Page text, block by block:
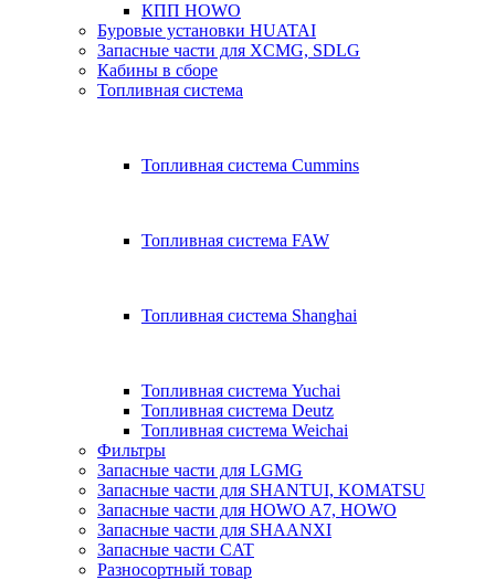
КПП HOWO
Буровые установки HUATAI
Запасные части для XCMG, SDLG
Кабины в сборе
Топливная система
Топливная система Cummins
Топливная система FAW
Топливная система Shanghai
Топливная система Yuchai
Топливная система Deutz
Топливная система Weichai
Фильтры
Запасные части для LGMG
Запасные части для SHANTUI, KOMATSU
Запасные части для HOWO A7, HOWO
Запасные части для SHAANXI
Запасные части CAT
Разносортный товар